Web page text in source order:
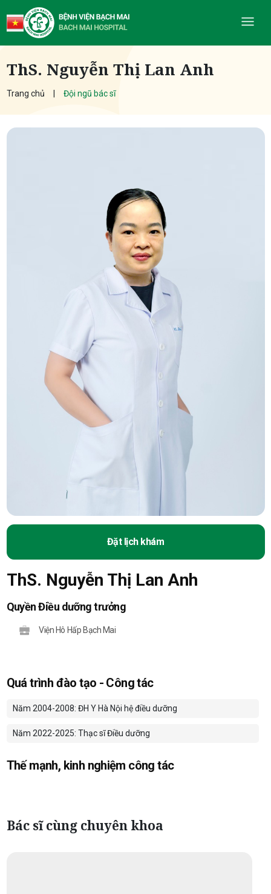
ThS. Nguyễn Thị Lan Anh
Trang chủ Đội ngũ bác sĩ
Đặt lịch khám
ThS. Nguyễn Thị Lan Anh
Quyền Điều dưỡng trưởng
Viện Hô Hấp Bạch Mai
Quá trình đào tạo - Công tác
Năm 2004-2008: ĐH Y Hà Nội hệ điều dưỡng
Năm 2022-2025: Thạc sĩ Điều dưỡng
Thế mạnh, kinh nghiệm công tác
Bác sĩ cùng chuyên khoa